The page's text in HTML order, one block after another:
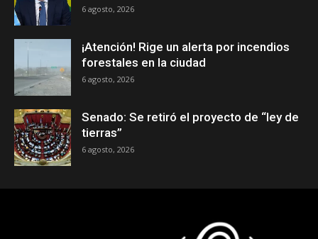
6 agosto, 2026
¡Atención! Rige un alerta por incendios
forestales en la ciudad
6 agosto, 2026
Senado: Se retiró el proyecto de “ley de
tierras”
6 agosto, 2026